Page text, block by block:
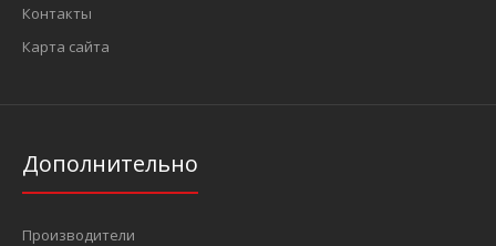
Контакты
Карта сайта
Дополнительно
Производители